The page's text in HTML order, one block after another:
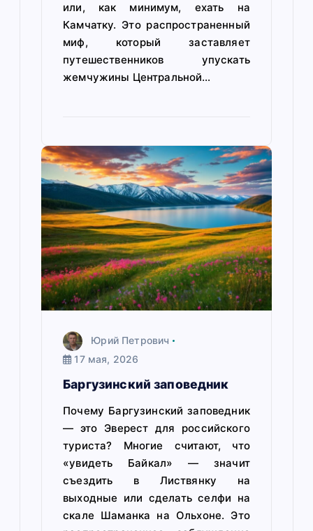
или, как минимум, ехать на
Камчатку. Это распространенный
миф, который заставляет
путешественников упускать
жемчужины Центральной…
Юрий Петрович
17 мая, 2026
Баргузинский заповедник
Почему Баргузинский заповедник
— это Эверест для российского
туриста? Многие считают, что
«увидеть Байкал» — значит
съездить в Листвянку на
выходные или сделать селфи на
скале Шаманка на Ольхоне. Это